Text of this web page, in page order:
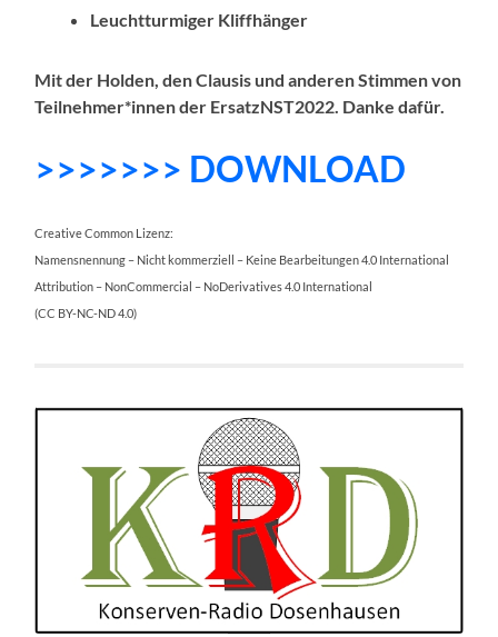
Leuchtturmiger Kliffhänger
Mit der Holden, den Clausis und anderen Stimmen von
Teilnehmer*innen der ErsatzNST2022. Danke dafür.
>>>>>>> DOWNLOAD
Creative Common Lizenz:
Namensnennung – Nicht kommerziell – Keine Bearbeitungen 4.0 International
Attribution – NonCommercial – NoDerivatives 4.0 International
(CC BY-NC-ND 4.0)